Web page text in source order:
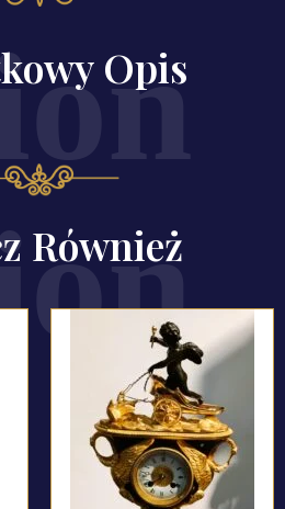
Opis
Również
ZOBACZ PRODUKT